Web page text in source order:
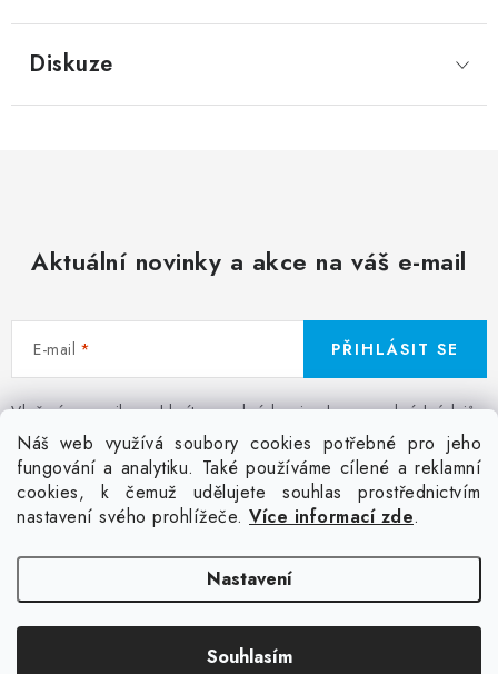
Náš web využívá soubory cookies potřebné pro jeho
fungování a analytiku. Také používáme cílené a reklamní
cookies, k čemuž udělujete souhlas prostřednictvím
nastavení svého prohlížeče. Více informací zde.
Nastavení
Souhlasím
Diskuze
Aktuální novinky a akce na váš e-mail
E-mail
Vložením e-mailu souhlasíte spodmínkami ochrany osobních údajů
PŘIHLÁSIT SE
Facebook Kontakt Jak nakupovat
Poptávka potisku textilu
Akce a slevy GDPR + cookies Obchodní podmínky
Doprava
Copyright 2026Colordot.cz. Všechna práva vyhrazena.Upravit nastavení
cookies